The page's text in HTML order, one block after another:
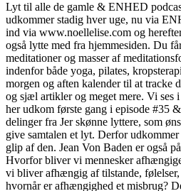
Lyt til alle de gamle & ENHED
udkommer stadig hver uge, nu via
ind via www.noellelise.com og
også lytte med fra hjemmesiden. Du
meditationer og masser af
indenfor både yoga, pilates,
morgen og aften kalender til at tracke
og sjæl artikler og meget mere. Vi ses
her udkom første gang i episode #35
delinger fra Jer skønne lyttere, som
give samtalen et lyt. Derfor
glip af den. Jean Von Baden er også
Hvorfor bliver vi mennesker
vi bliver afhængig af tilstande,
hvornår er afhængighed et misbrug?